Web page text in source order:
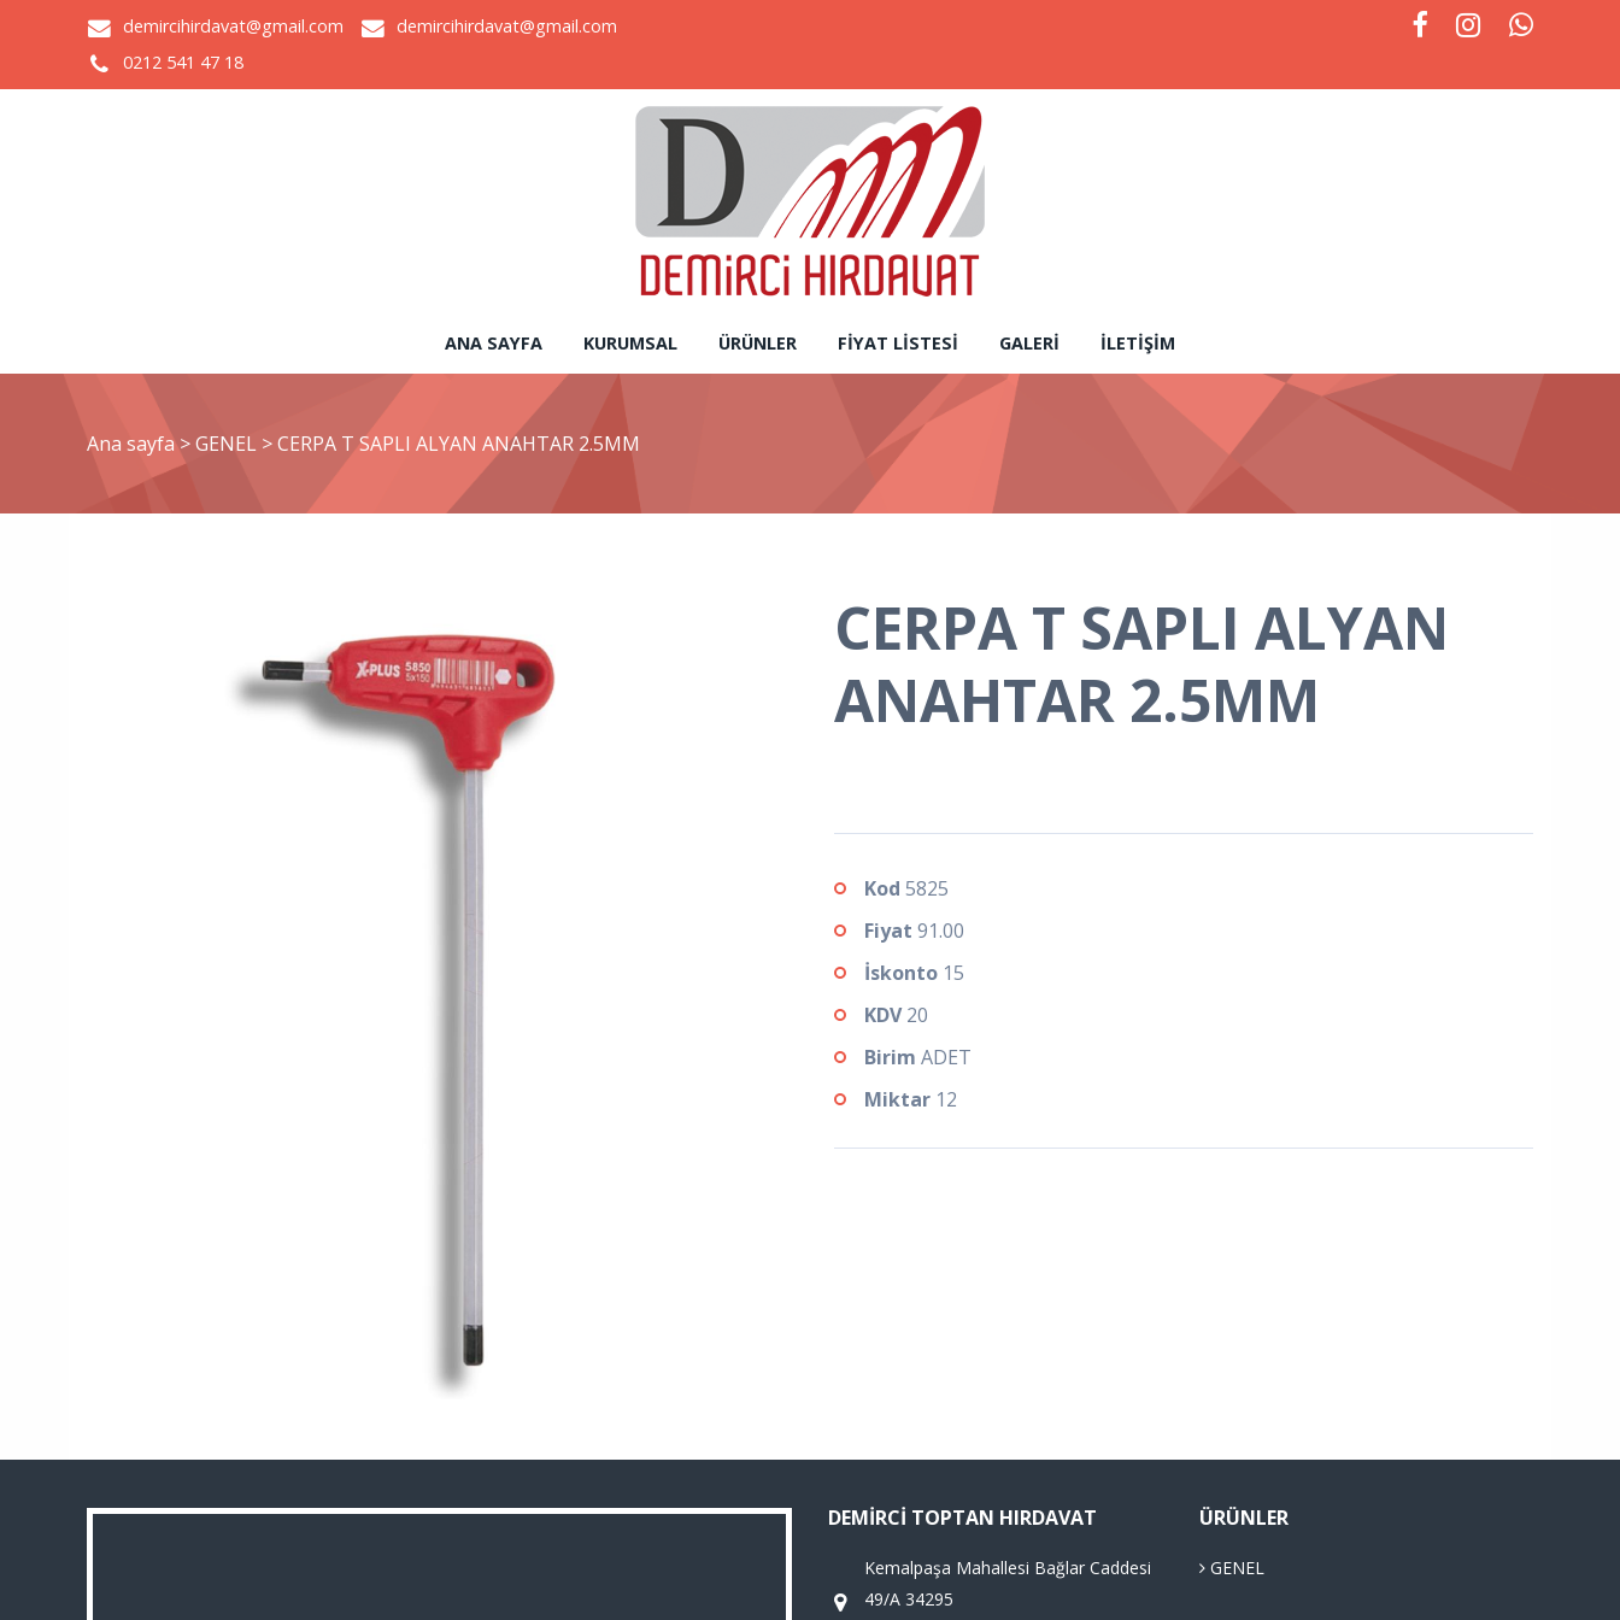
demircihirdavat@gmail.com
demircihirdavat@gmail.com
0212 541 47 18
ANA SAYFA KURUMSAL ÜRÜNLER FIYAT LISTESI GALERI İLETIŞIM
Ana sayfa >GENEL >CERPA T SAPLI ALYAN ANAHTAR 2.5MM
CERPA T SAPLI ALYAN
ANAHTAR 2.5MM
Kod 5825
Fiyat 91.00
İskonto 15
KDV20
Birim ADET
Miktar 12
DEMIRCI TOPTAN HIRDAVAT
Kemalpaşa Mahallesi Bağlar Caddesi
49/A 34295
ÜRÜNLER
GENEL